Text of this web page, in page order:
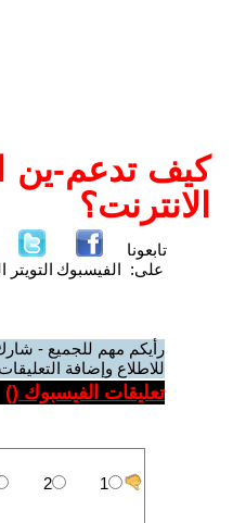
كيف تدعم-ين
الانترنت؟
تابعونا
على: الفيسبوك التويتر
رأيكم مهم للجميع -
للاطلاع وإضافة
تعليقات الفيسبوك ()